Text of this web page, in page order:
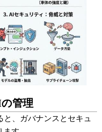
管理
、ガバナンスとセキュ